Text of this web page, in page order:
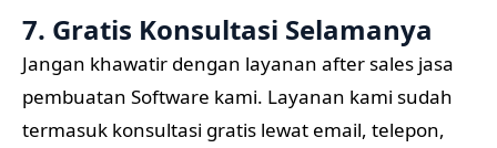
7. Gratis Konsultasi Selamanya
Jangan khawatir dengan layanan after sales jasa
pembuatan Software kami. Layanan kami sudah
termasuk konsultasi gratis lewat email, telepon,